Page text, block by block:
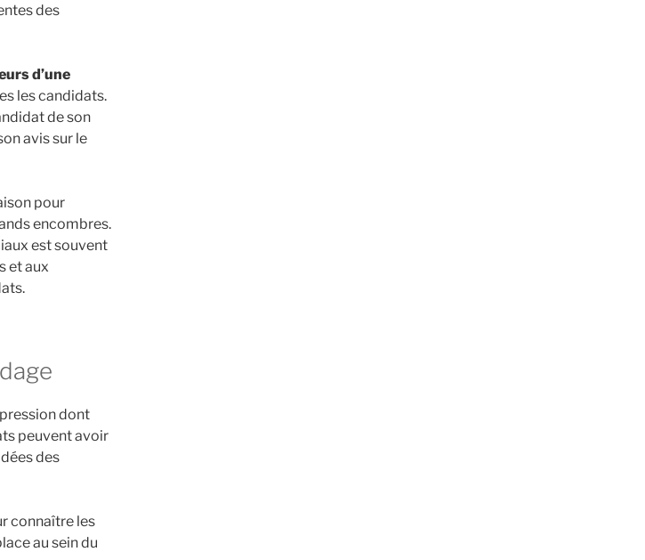
des
d’une
les candidats.
de son
avis sur le
pour
encombres.
est souvent
et aux
dont
peuvent avoir
des
connaître les
au sein du